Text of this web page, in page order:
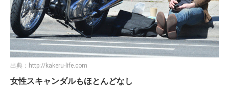
出典： http://kakeru-life.com
女性スキャンダルもほとんどなし